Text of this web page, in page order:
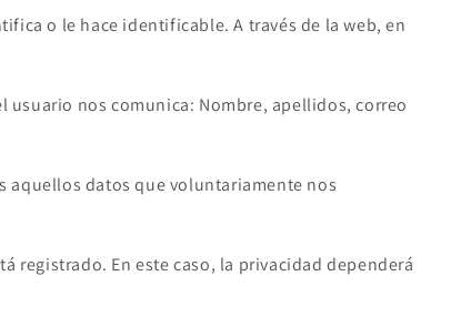
o le hace identificable. A través de la web, en
usuario nos comunica: Nombre, apellidos, correo
datos que voluntariamente nos
registrado. En este caso, la privacidad dependerá